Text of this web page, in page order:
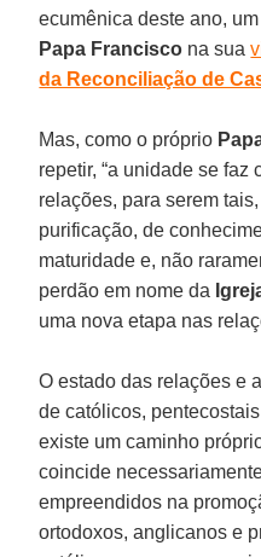
ecumênica deste ano,
Papa Francisco na sua
da Reconciliação de
Mas, como o próprio
repetir, “a unidade se faz
relações, para serem
purificação, de
maturidade e, não
perdão em nome da
uma nova etapa nas
O estado das relações e
de católicos,
existe um caminho
coincide
empreendidos na
ortodoxos, anglicanos e